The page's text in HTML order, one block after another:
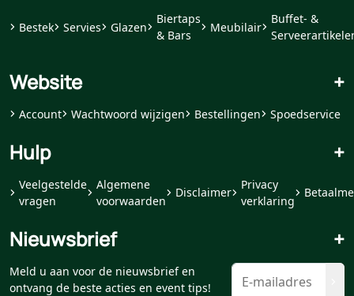
Bestek Servies Glazen
Biertaps
& Bars
Meubilair
Buffet- &
Website +
Account Wachtwoord wijzigen Bestellingen Spoedservice
Hulp +
Veelgestelde
vragen
Algemene
voorwaarden
Disclaimer
Privacy
verklaring
Nieuwsbrief +
Meld u aan voor de nieuwsbrief en
ontvang de beste acties en event tips!